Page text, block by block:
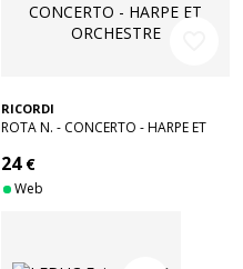
RICORDI
ROTA N. - CONCERTO - HARPE ET
24€
Web